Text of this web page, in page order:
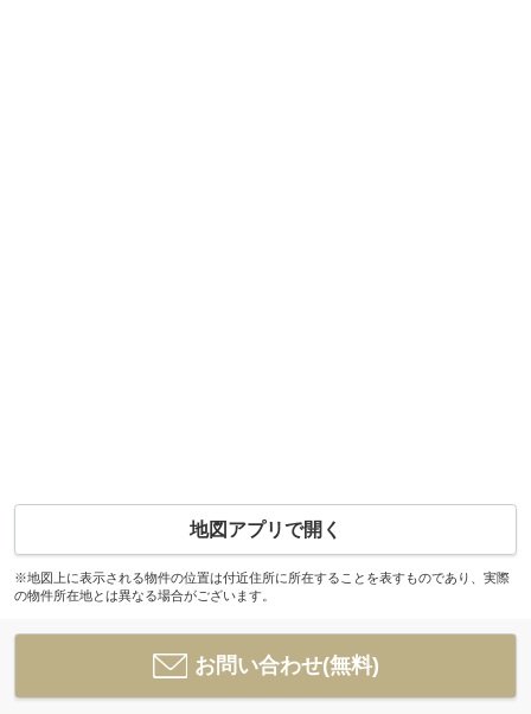
地図アプリで開く
※地図上に表示される物件の位置は付近住所に所在することを表すものであり、実際
の物件所在地とは異なる場合がございます。
お問い合わせ(無料)